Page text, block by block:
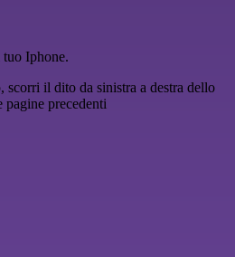
Iphone.
scorri il dito da sinistra a destra dello
pagine precedenti